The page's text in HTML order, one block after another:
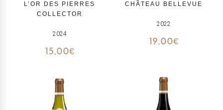
L’OR DES PIERRES
COLLECTOR
2024
15,00€
CHÂTEAU BELLEVUE
2022
19,00€